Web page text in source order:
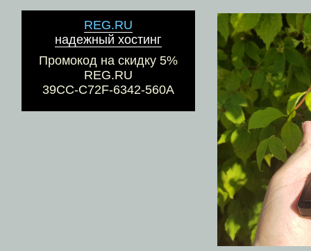
REG.RU
надежный хостинг
Промокод на скидку 5%
REG.RU
39CC-C72F-6342-560A